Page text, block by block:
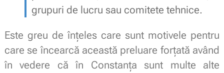
grupuri de lucru sau comitete tehnice.
Este greu de înțeles care sunt motivele pentru
care se încearcă această preluare forțată având
în vedere că în Constanța sunt multe alte